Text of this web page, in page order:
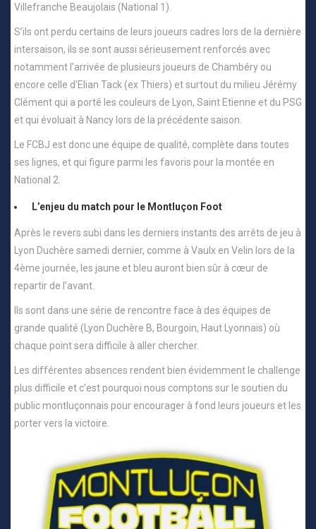
Villefranche Beaujolais (National 1).
S’ils ont perdu certains de leurs joueurs cadres lors de la dernière
intersaison, ils se sont aussi sérieusement renforcés avec
notamment l’arrivée de plusieurs joueurs de Chambéry ou
encore celle d’Elian Tack (ex Thiers) et surtout du milieu Jérémy
Clément qui a porté les couleurs de Lyon, Saint Etienne et du PSG
et qui évoluait à Nancy lors de la précédente saison.
Le FCBJ est donc une équipe de qualité, complète dans toutes
ses lignes, et qui figure parmi les favoris pour la montée en
National 2.
L’enjeu du match pour le Montluçon Foot
Après le revers subi dans les derniers instants des arrêts de jeu à
Lyon Duchère samedi dernier, comme à Vaulx en Velin lors de la
4ème journée, les jaune et bleu auront bien sûr à cœur de
repartir de l’avant.
Ils sont dans une série de rencontre face à des équipes de
grande qualité (Lyon Duchère B, Bourgoin, Haut Lyonnais) où
chaque point sera difficile à aller chercher.
Les différentes absences rendent bien évidemment le challenge
plus difficile et c’est pourquoi nous comptons sur le soutien du
public montluçonnais pour encourager à fond leurs joueurs et les
porter vers la victoire.